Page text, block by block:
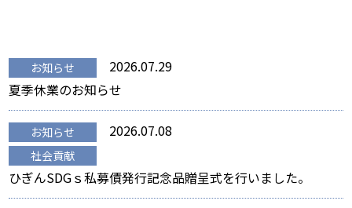
お知らせ
2026.07.29
夏季休業のお知らせ
お知らせ
社会貢献
2026.07.08
ひぎんSDGｓ私募債発行記念品贈呈式を行いました。